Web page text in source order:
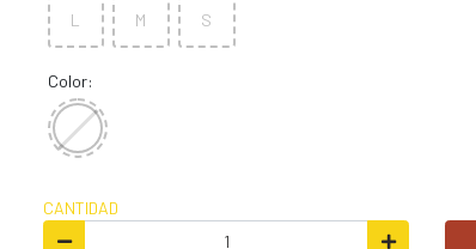
L M S
Color:
CANTIDAD